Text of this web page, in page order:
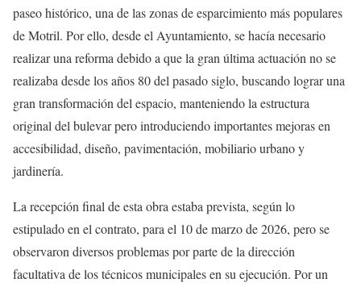
paseo histórico, una de las zonas de esparcimiento más populares
de Motril. Por ello, desde el Ayuntamiento, se hacía necesario
realizar una reforma debido a que la gran última actuación no se
realizaba desde los años 80 del pasado siglo, buscando lograr una
gran transformación del espacio, manteniendo la estructura
original del bulevar pero introduciendo importantes mejoras en
accesibilidad, diseño, pavimentación, mobiliario urbano y
jardinería.
La recepción final de esta obra estaba prevista, según lo
estipulado en el contrato, para el 10 de marzo de 2026, pero se
observaron diversos problemas por parte de la dirección
facultativa de los técnicos municipales en su ejecución. Por un